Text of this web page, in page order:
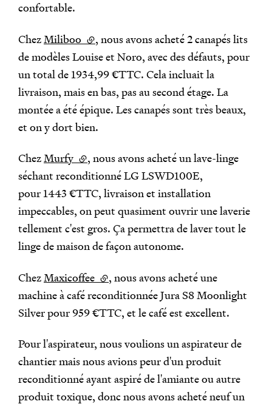
confortable.
Chez Miliboo (lien externe)
, nous avons acheté 2 canapés lits
de modèles Louise et Noro, avec des défauts, pour
un total de 1934,99 €TTC. Cela incluait la
livraison, mais en bas, pas au second étage. La
montée a été épique. Les canapés sont très beaux,
et on y dort bien.
ChezMurfy (lien externe)
, nous avons acheté un lave-linge
séchant reconditionné LG LSWD100E,
pour 1443 €TTC, livraison et installation
impeccables, on peut quasiment ouvrir une laverie
tellement c'est gros. Ça permettra de laver tout le
linge de maison de façon autonome.
Chez Maxicoffee (lien externe)
, nous avons acheté une
machine à café reconditionnée Jura S8 Moonlight
Silver pour 959 €TTC, et le café est excellent.
Pour l'aspirateur, nous voulions un aspirateur de
chantier mais nous avions peur d'un produit
reconditionné ayant aspiré de l'amiante ou autre
produit toxique, donc nous avons acheté neuf un